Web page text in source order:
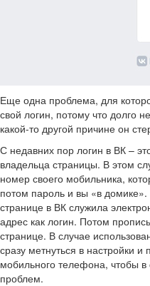
Еще одна проблема, для
свой логин, потому что долго
какой-то другой причине он
С недавних пор логин в ВК –
владельца страницы. В этом
номер своего мобильника,
потом пароль и вы «в
странице в ВК служила
адрес как логин. Потом
странице. В случае
сразу метнуться в настройки
мобильного телефона, чтобы
проблем.